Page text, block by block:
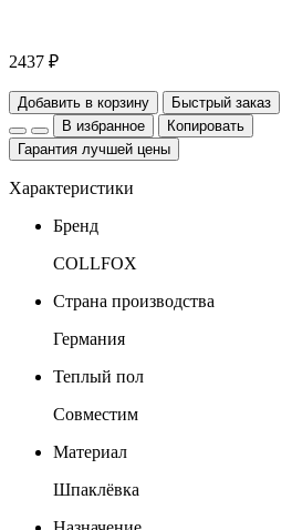
2437 ₽
Добавить в корзину
Быстрый заказ
В избранное
Копировать
Гарантия лучшей цены
Характеристики
Бренд
COLLFOX
Страна производства
Германия
Теплый пол
Совместим
Материал
Шпаклёвка